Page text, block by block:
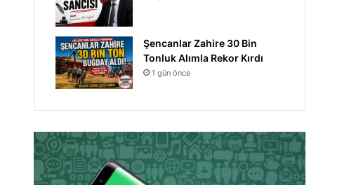
Şencanlar Zahire 30 Bin
Tonluk Alımla Rekor Kırdı
1 gün önce